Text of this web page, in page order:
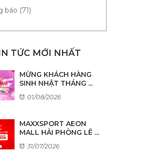
báo (71)
TỨC MỚI NHẤT
MỪNG KHÁCH HÀNG
SINH NHẬT THÁNG ...
01/08/2026
MAXXSPORT AEON
MALL HẢI PHÒNG LÊ ...
31/07/2026